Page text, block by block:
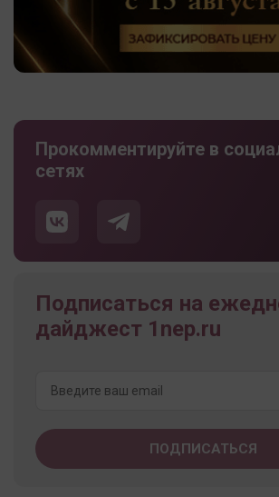
Прокомментируйте в
сетях
Подписаться на
дайджест 1nep.ru